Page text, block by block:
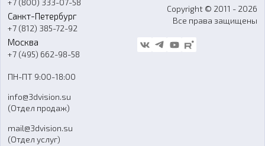
Контакты
Гос. закупки
Стать дилером
Блог
FAQ
Санкт-Петербург
+7 (812) 385-72-92
Москва
+7 (495) 662-98-58
ПН-ПТ 9:00-18:00
info@3dvision.su
(Отдел продаж)
mail@3dvision.su
(Отдел услуг)
Copyright © 2011 - 2026
Все права защищены